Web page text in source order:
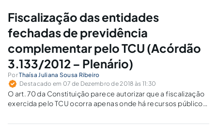
Fiscalização das entidades
fechadas de previdência
complementar pelo TCU (Acórdão
3.133/2012 – Plenário)
PorThaísa Juliana Sousa Ribeiro
Destacado em 07 de Dezembro de 2018 às 11:30
O art. 70 da Constituição parece autorizar que a fiscalização
exercida pelo TCU ocorra apenas onde há recursos públicos,